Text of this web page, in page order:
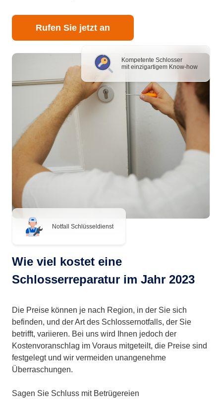
Kompetente Schlosser
mit einzigartigem Know-how
Notfall Schlüsseldienst
Rufen Sie jetzt an
Wie viel kostet eine
Schlosserreparatur im Jahr 2023
Die Preise können je nach Region, in der Sie sich
befinden, und der Art des Schlossernotfalls, der Sie
betrifft, variieren. Bei uns wird Ihnen jedoch der
Kostenvoranschlag im Voraus mitgeteilt, die Preise sind
festgelegt und wir vermeiden unangenehme
Überraschungen.
Sagen Sie Schluss mit Betrügereien